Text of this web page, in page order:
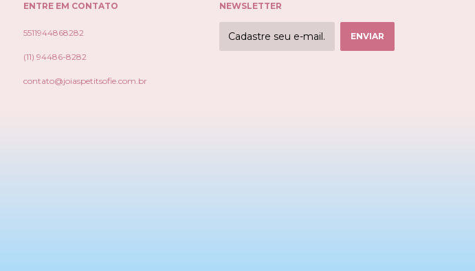
ENTRE EM CONTATO
5511944868282
(11) 94486-8282
contato@joiaspetitsofie.com.br
NEWSLETTER